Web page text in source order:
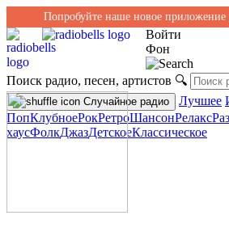
Попробуйте наше новое приложение
Войти
Фон
Поиск радио, песен, артистов 🔍
Случайное радио Лучшее
ПопКлубноеРокРетроШансонРелакс
хаусФолкДжазДетскоеКлассическое